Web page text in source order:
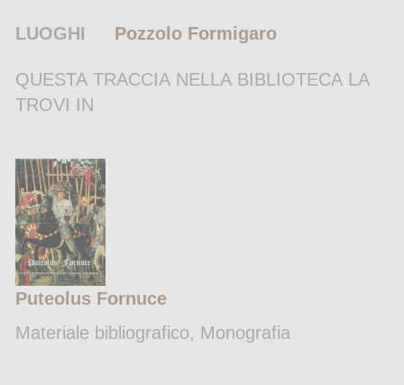
LUOGHI Pozzolo Formigaro
QUESTA TRACCIA NELLA BIBLIOTECA LA
TROVI IN
Puteolus Fornuce
Materiale bibliografico, Monografia